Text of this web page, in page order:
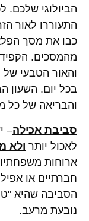
התעוררו לאור
כבו את מסך
מהמסכים.
והאור הטבעי של
בכל יום. השעון
והבריאה של כל
סביבת אכילה–
לאכול יותר ולא
ארוחות
חברתיים או
הסביבה שהיא
נובעת מרעב.